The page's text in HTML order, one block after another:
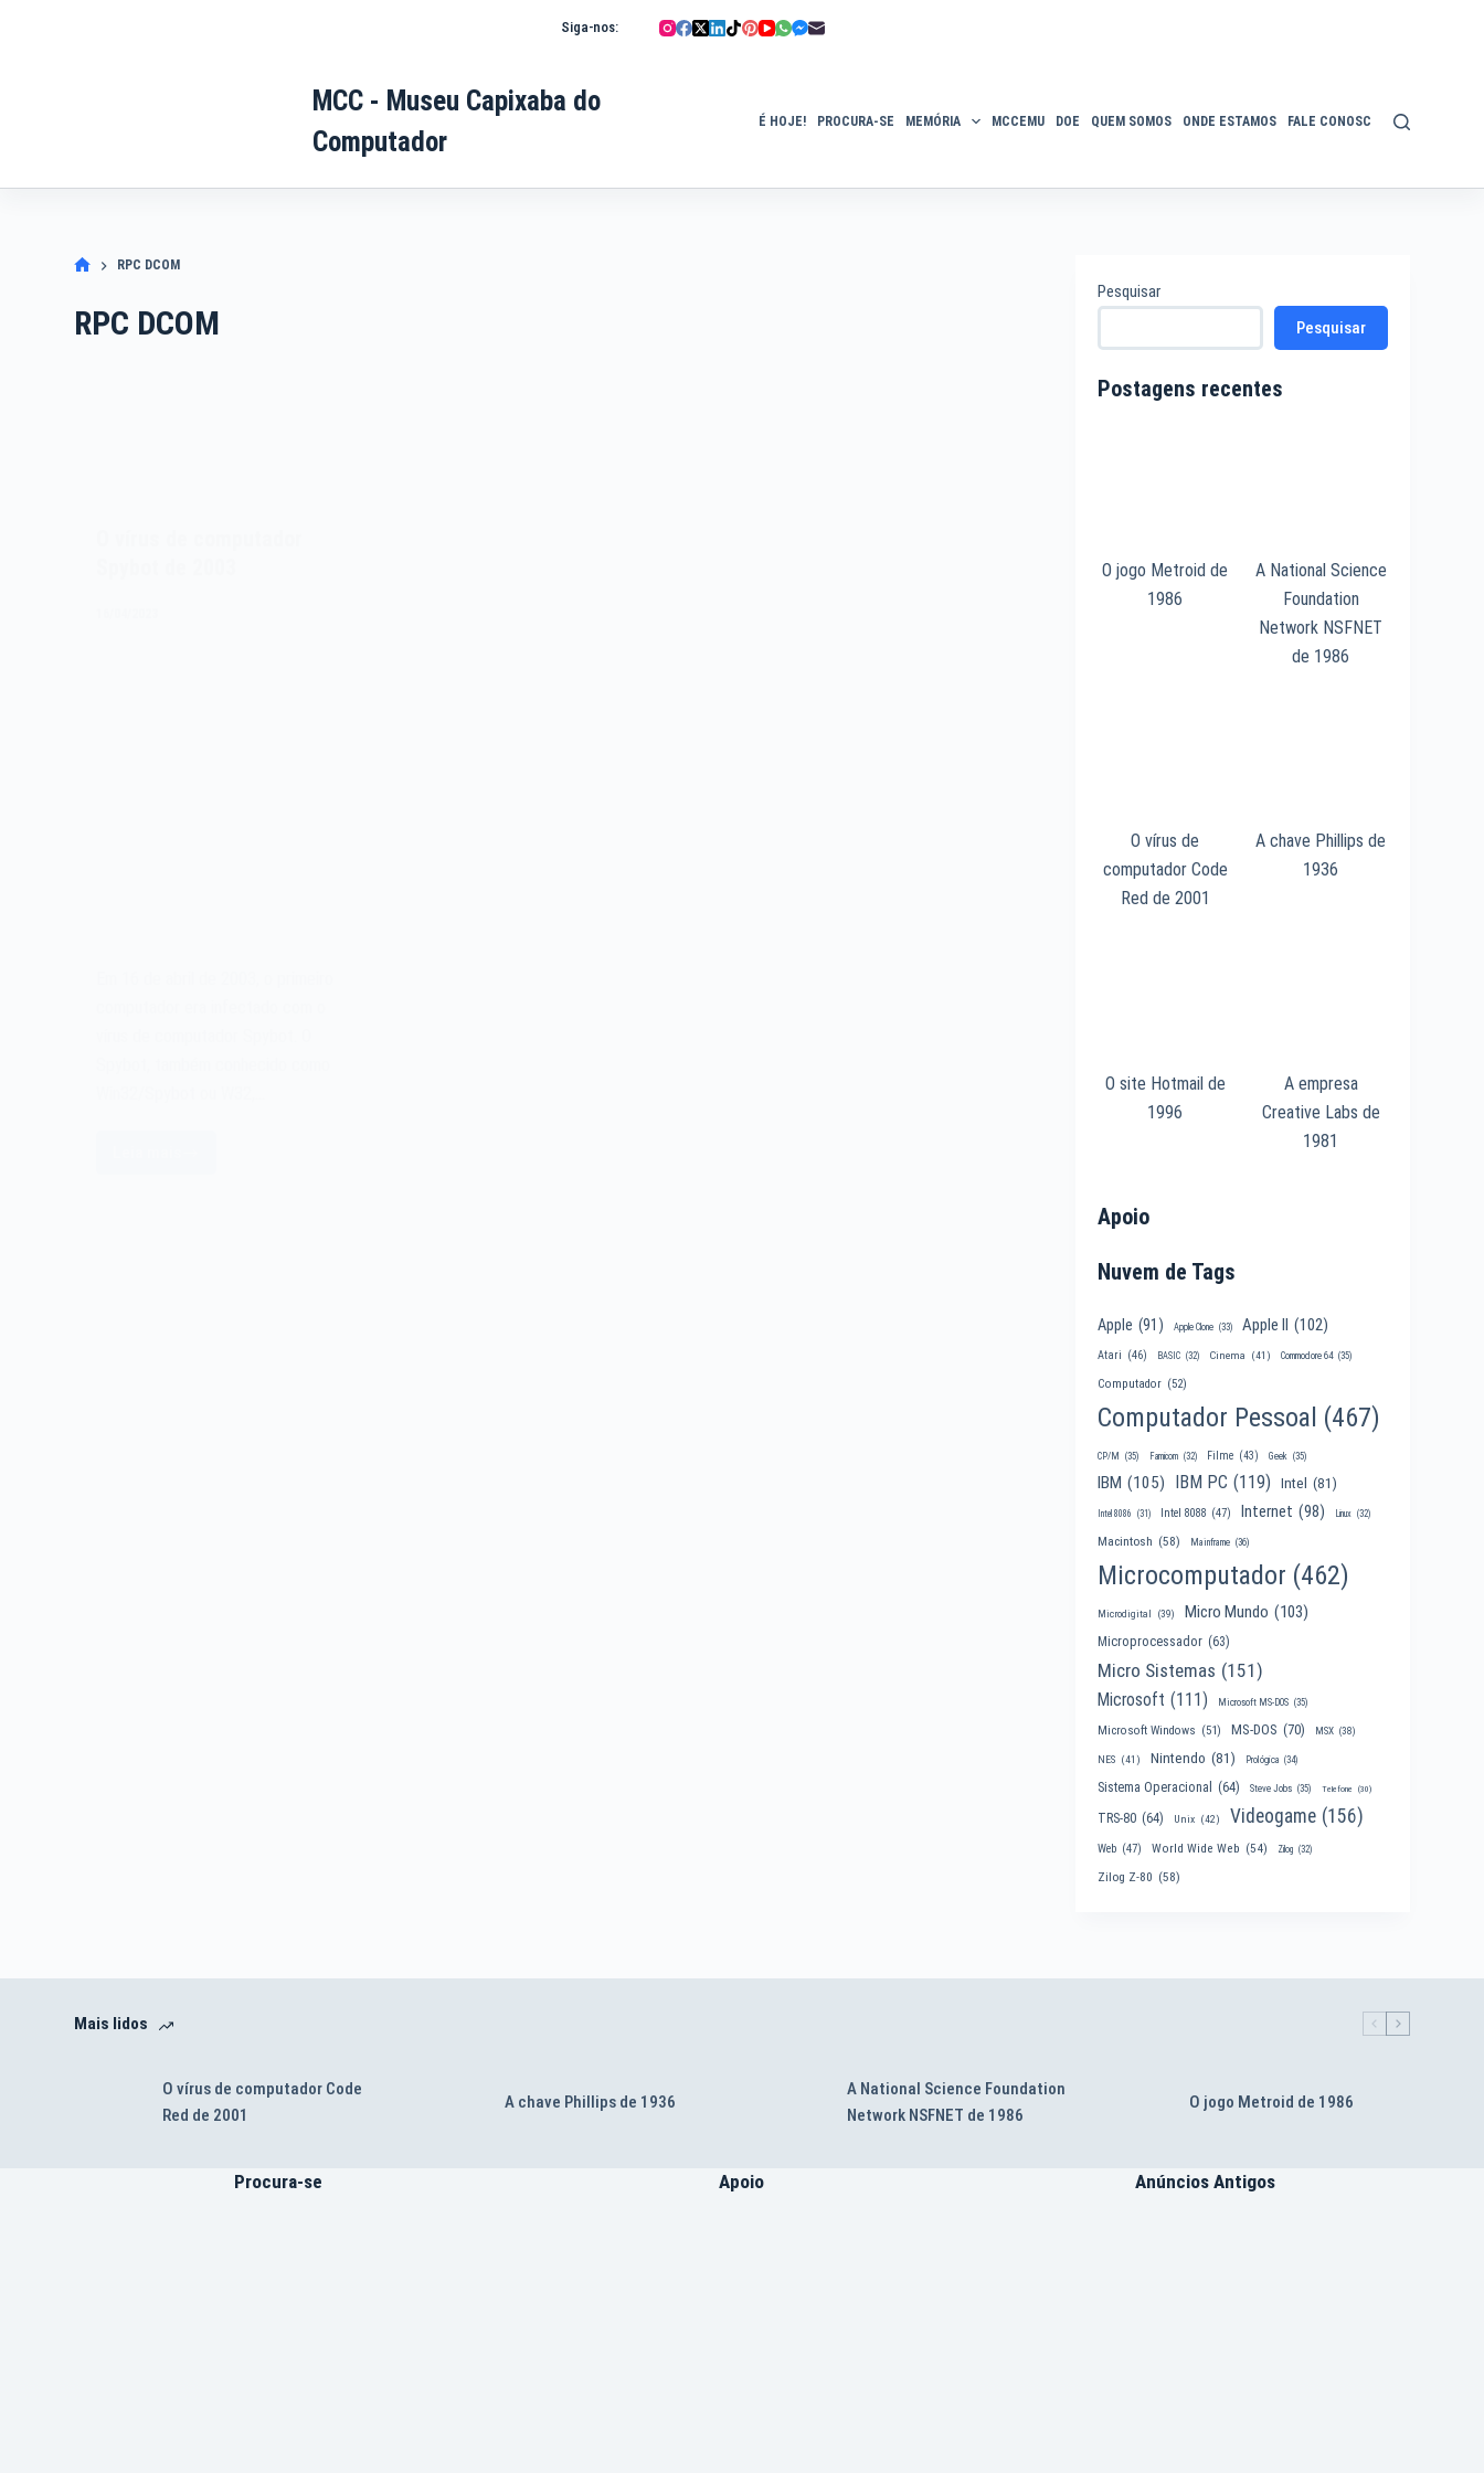
Siga-nos:
MCC - Museu Capixaba do
Computador
É HOJE! PROCURA-SE MEMÓRIA MCCEMU DOE QUEM SOMOS ONDE ESTAMOS FALE CONOSCO POLÍTICA DE
RPC DCOM
RPC DCOM
Pesquisar
Pesquisar
Postagens recentes
O jogo Metroid de
1986
A National Science
Foundation
Network NSFNET
de 1986
O vírus de
computador Code
Red de 2001
A chave Phillips de
1936
O site Hotmail de
1996
A empresa
Creative Labs de
1981
Apoio
Nuvem de Tags
Apple (91) Apple Clone (33) Apple II (102)
Atari (46) BASIC (32) Cinema (41) Commodore 64 (35)
Computador (52)
Computador Pessoal (467)
CP/M (35) Famicom (32) Filme (43) Geek (35)
IBM (105) IBM PC (119) Intel (81)
Intel 8086 (31) Intel 8088 (47) Internet (98) Linux (32)
Macintosh (58) Mainframe (36)
Microcomputador (462)
Microdigital (39) Micro Mundo (103)
Microprocessador (63)
Micro Sistemas (151)
Microsoft (111) Microsoft MS-DOS (35)
Microsoft Windows (51) MS-DOS (70) MSX (38)
NES (41) Nintendo (81) Prológica (34)
Sistema Operacional (64) Steve Jobs (35) Telefone (30)
TRS-80 (64) Unix (42) Videogame (156)
Web (47) World Wide Web (54) Zilog (32)
Zilog Z-80 (58)
Mais lidos
O vírus de computador Code
Red de 2001
A chave Phillips de 1936
A National Science Foundation
Network NSFNET de 1986
O jogo Metroid de 1986
Procura-se Apoio Anúncios Antigos